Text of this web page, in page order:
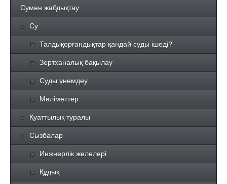
Сумен жабдықтау
Су
Талдықорғандықтар қандай суды ішеді?
Зертханалық бақылау
Суды үнемдеу
Мәліметтер
Қуаттылық туралы
Сызбалар
Инжнерлік желелері
Құдық